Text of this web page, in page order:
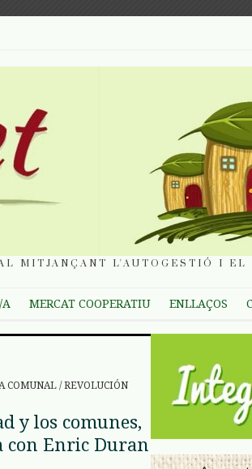
MITJANÇANT L'AUTOGESTIÓ I EL
A MERCAT COOPERATIU ENLLAÇOS
COMUNAL / REVOLUCIÓN
y los comunes,
con Enric Duran